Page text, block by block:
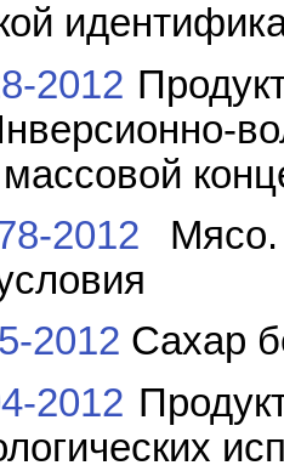
2012
2012
2012 Сахар
2012